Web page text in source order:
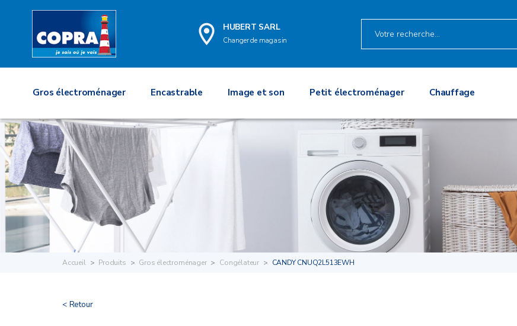
HUBERT SARL
Changer de magasin
Gros électroménager Encastrable Image et son Petit électroménager Chauffage
Accueil Produits Gros électroménager Congélateur CANDY CNUQ2L513EWH
< Retour